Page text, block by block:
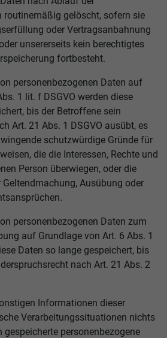
gelöscht, sofern sie
oder Vertragsanbahnung
unsererseits kein berechtigtes
fortbesteht.
personenbezogenen Daten auf
1 lit. f DSGVO werden diese
bis der Betroffene sein
Art. 21 Abs. 1 DSGVO ausübt, es
schutzwürdige Gründe für
die die Interessen, Rechte und
Person überwiegen, oder die
Ausübung oder
personenbezogenen Daten zum
auf Grundlage von Art. 6 Abs. 1
Daten so lange gespeichert, bis
nach Art. 21 Abs. 2
Informationen dieser
Verarbeitungssituationen nichts
gespeicherte personenbezogene